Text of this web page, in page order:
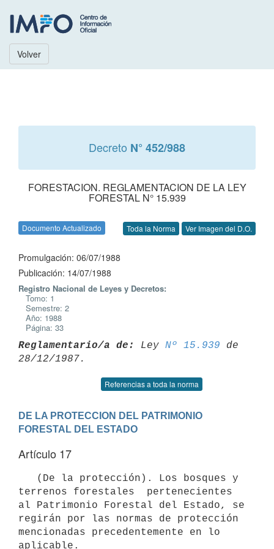
Volver
Decreto N° 452/988
FORESTACION. REGLAMENTACION DE LA LEY
FORESTAL N° 15.939
Documento Actualizado Toda la Norma Ver Imagen del D.O.
Promulgación: 06/07/1988
Publicación: 14/07/1988
Registro Nacional de Leyes y Decretos:
Tomo: 1
Semestre: 2
Año: 1988
Página: 33
Reglamentario/a de: Ley Nº 15.939 de
Referencias a toda la norma
DE LA PROTECCION DEL PATRIMONIO
FORESTAL DEL ESTADO
Artículo 17
terrenos forestales  pertenecientes
al Patrimonio Forestal del Estado, se
regirán por las normas de protección
mencionadas precedentemente en lo